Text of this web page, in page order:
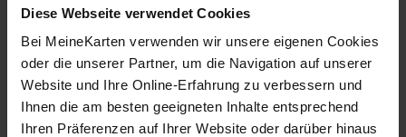
Diese Webseite verwendet Cookies
Bei MeineKarten verwenden wir unsere eigenen Cookies
oder die unserer Partner, um die Navigation auf unserer
Website und Ihre Online-Erfahrung zu verbessern und
Ihnen die am besten geeigneten Inhalte entsprechend
Ihren Präferenzen auf Ihrer Website oder darüber hinaus